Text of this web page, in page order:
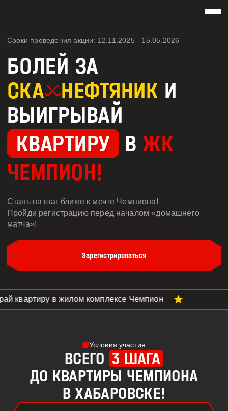
Сроки проведения акции: 12.11.2025 - 15.05.2026
БОЛЕЙ ЗА
СКА
НЕФТЯНИК И
ВЫИГРЫВАЙ
КВАРТИРУ В ЖК
ЧЕМПИОН!
Стань на шаг ближе к мечте Чемпиона!
Пройди регистрацию перед началом «домашнего
матча»!
Зарегистрироваться
квартиру в жилом комплексе Чемпион
Условия участия
ВСЕГО 3 ШАГА
ДО КВАРТИРЫ ЧЕМПИОНА
В ХАБАРОВСКЕ!